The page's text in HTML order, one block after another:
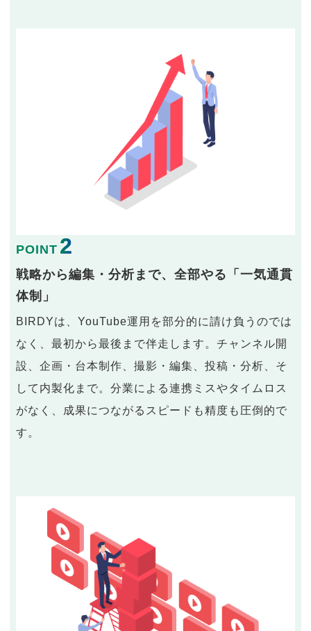
POINT 2
戦略から編集・分析まで、全部やる「一気通貫
体制」
BIRDYは、YouTube運用を部分的に請け負うのでは
なく、最初から最後まで伴走します。チャンネル開
設、企画・台本制作、撮影・編集、投稿・分析、そ
して内製化まで。分業による連携ミスやタイムロス
がなく、成果につながるスピードも精度も圧倒的で
す。